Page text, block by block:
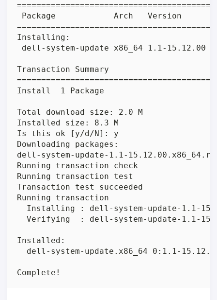
Package            Arch   Version
Installing:
dell-system-update x86_64 1.1-15.12.00
Transaction Summary
Install  1 Package
Total download size: 2.0 M
Installed size: 8.3 M
Is this ok [y/d/N]: y
Downloading packages:
dell-system-update-1.1-
Running transaction check
Running transaction test
Transaction test succeeded
Running transaction
Installing : dell-system-update-1.1-
Verifying  : dell-system-update-1.1-
Installed:
dell-system-update.x86_64 0:1.1-
Complete!